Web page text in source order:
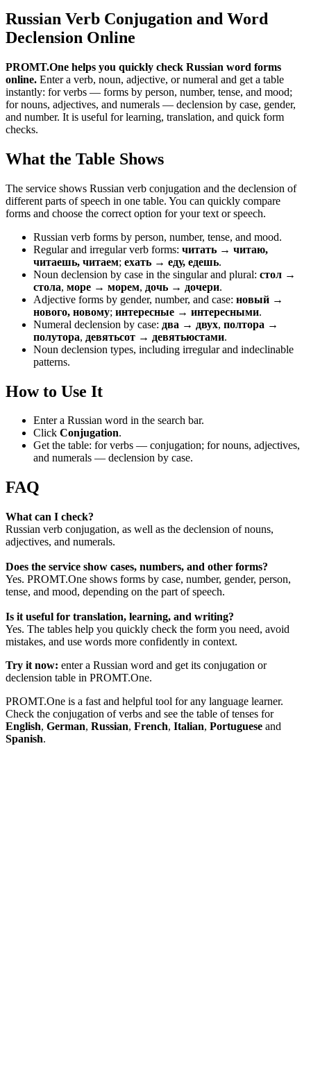
Russian Verb Conjugation and Word
Declension Online
PROMT.One helps you quickly check Russian word forms
online. Enter a verb, noun, adjective, or numeral and get a table
instantly: for verbs — forms by person, number, tense, and mood;
for nouns, adjectives, and numerals — declension by case, gender,
and number. It is useful for learning, translation, and quick form
checks.
What the Table Shows
The service shows Russian verb conjugation and the declension of
different parts of speech in one table. You can quickly compare
forms and choose the correct option for your text or speech.
Russian verb forms by person, number, tense, and mood.
Regular and irregular verb forms: читать → читаю,
читаешь, читаем; ехать → еду, едешь.
Noun declension by case in the singular and plural: стол →
стола, море → морем, дочь → дочери.
Adjective forms by gender, number, and case: новый →
нового, новому; интересные → интересными.
Numeral declension by case: два → двух, полтора →
полутора, девятьсот → девятьюстами.
Noun declension types, including irregular and indeclinable
patterns.
How to Use It
Enter a Russian word in the search bar.
Click Conjugation.
Get the table: for verbs — conjugation; for nouns, adjectives,
and numerals — declension by case.
FAQ
What can I check?
Russian verb conjugation, as well as the declension of nouns,
adjectives, and numerals.
Does the service show cases, numbers, and other forms?
Yes. PROMT.One shows forms by case, number, gender, person,
tense, and mood, depending on the part of speech.
Is it useful for translation, learning, and writing?
Yes. The tables help you quickly check the form you need, avoid
mistakes, and use words more confidently in context.
Try it now: enter a Russian word and get its conjugation or
declension table in PROMT.One.
PROMT.One is a fast and helpful tool for any language learner.
Check the conjugation of verbs and see the table of tenses for
English, German, Russian, French, Italian, Portuguese and
Spanish.